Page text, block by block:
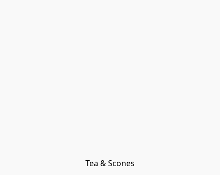
Tea & Scones